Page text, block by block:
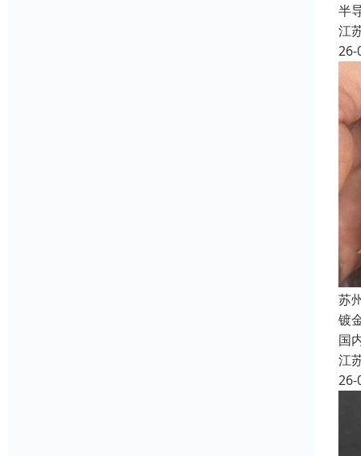
半
江
26-
苏
镀
国
江
26-